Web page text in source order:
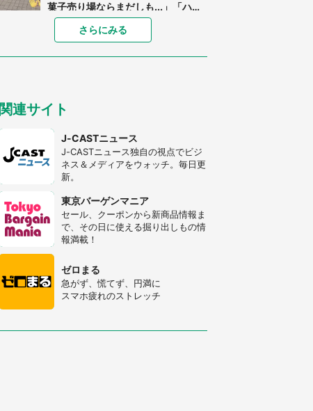
菓子売り場ならまだしも...」「ハー
ドル高い」
あまりにも四角すぎる猫、激写され
る 「これもう座布団だろ」「食パ
ンの耳」と1.4万人困惑
とお願いしたら...」 体験談に8万
「ゾワゾワする」「本当に気持ち悪
い」 道端でバグっちゃってた〝野
生の野菜〟に6.5万人戦慄
「○○がない街に住んでいます」住
人の呟きに30万人驚がく 何が存在
しないか、あなたはわかる？
「修学旅行に途中参加する娘を送っ
て行ったら、真っ暗な道で遭難状
態。なんとか見つけた民家に助けを
求めると、住人の男性が...」
さらにみる
関連サイト
J-CASTニュース
J-CASTニュース独自の視点でビジ
ネス＆メディアをウォッチ。毎日更
新。
東京バーゲンマニア
セール、クーポンから新商品情報ま
で、その日に使える掘り出しもの情
報満載！
ゼロまる
急がず、慌てず、円満に
スマホ疲れのストレッチ